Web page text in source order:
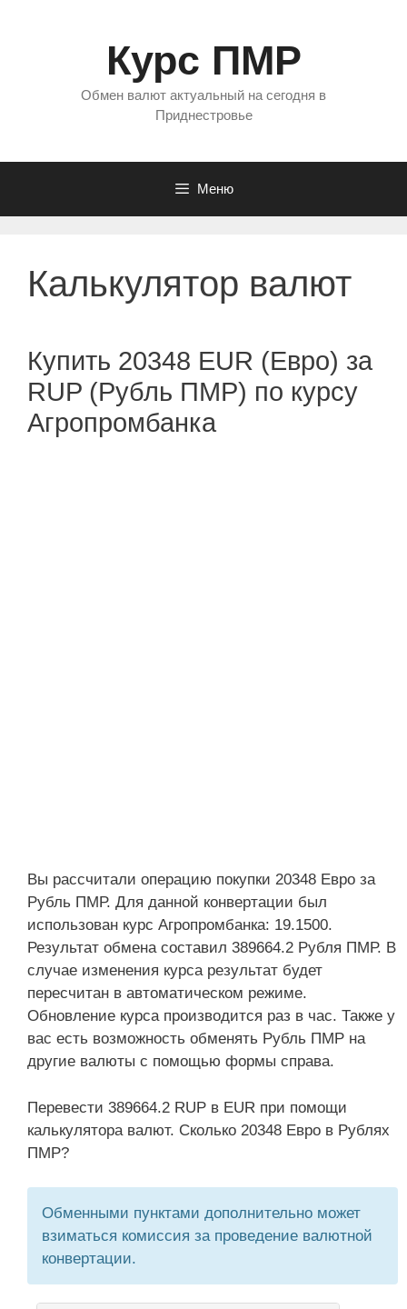
Курс ПМР
Обмен валют актуальный на сегодня в
Приднестровье
Меню
Калькулятор валют
Купить 20348 EUR (Евро) за
RUP (Рубль ПМР) по курсу
Агропромбанка
Вы рассчитали операцию покупки 20348 Евро за
Рубль ПМР. Для данной конвертации был
использован курс Агропромбанка: 19.1500.
Результат обмена составил 389664.2 Рубля ПМР. В
случае изменения курса результат будет
пересчитан в автоматическом режиме.
Обновление курса производится раз в час. Также у
вас есть возможность обменять Рубль ПМР на
другие валюты с помощью формы справа.
Перевести 389664.2 RUP в EUR при помощи
калькулятора валют. Сколько 20348 Евро в Рублях
ПМР?
Обменными пунктами дополнительно может
взиматься комиссия за проведение валютной
конвертации.